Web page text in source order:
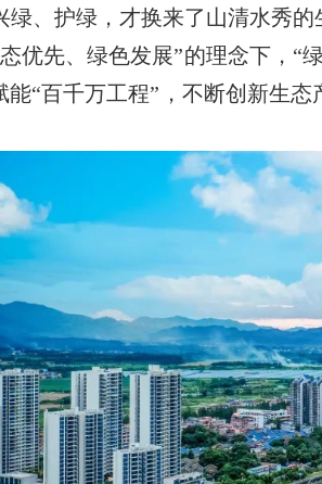
、护绿，才换来了山清水秀的
先、绿色发展”的理念下，“
能“百千万工程”，不断创新生